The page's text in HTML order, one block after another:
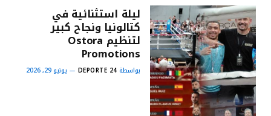
ليلة استثنائية في
كتالونيا ونجاح كبير
لتنظيم Ostora
Promotions
بواسطة DEPORTE 24 يونيو 29, 2026